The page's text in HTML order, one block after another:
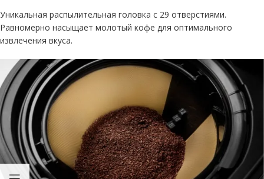
Уникальная распылительная головка с 29 отверстиями.
Равномерно насыщает молотый кофе для оптимального
извлечения вкуса.